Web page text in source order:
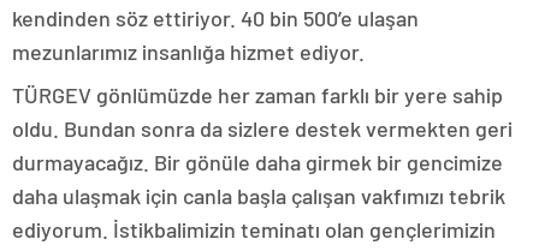
kendinden söz ettiriyor. 40 bin 500’e ulaşan
mezunlarımız insanlığa hizmet ediyor.
TÜRGEV gönlümüzde her zaman farklı bir yere sahip
oldu. Bundan sonra da sizlere destek vermekten geri
durmayacağız. Bir gönüle daha girmek bir gencimize
daha ulaşmak için canla başla çalışan vakfımızı tebrik
ediyorum. İstikbalimizin teminatı olan gençlerimizin